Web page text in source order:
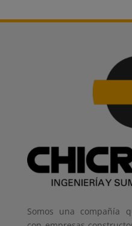
Somos una compañía